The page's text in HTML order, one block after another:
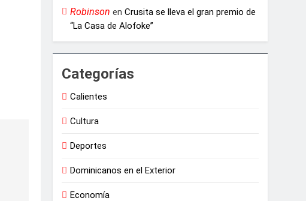
Robinson enCrusita se lleva el gran premio de
“La Casa de Alofoke”
Categorías
Calientes
Cultura
Deportes
Dominicanos en el Exterior
Economía